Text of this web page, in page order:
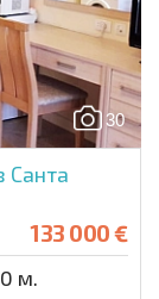
30
Санта
133 000 €
м.